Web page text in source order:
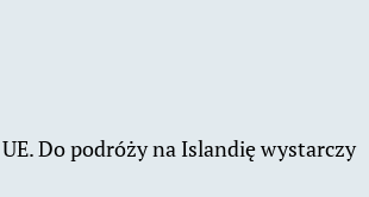
Do podróży na Islandię wystarczy